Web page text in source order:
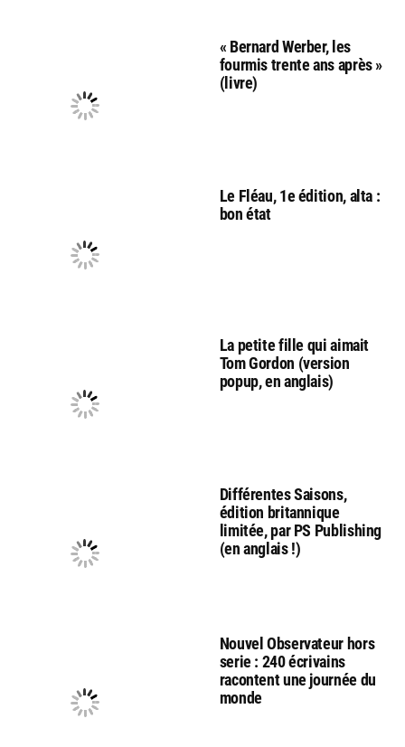
« Bernard Werber, les
fourmis trente ans après »
(livre)
Le Fléau, 1e édition, alta :
bon état
La petite fille qui aimait
Tom Gordon (version
popup, en anglais)
Différentes Saisons,
édition britannique
limitée, par PS Publishing
(en anglais !)
Nouvel Observateur hors
serie : 240 écrivains
racontent une journée du
monde